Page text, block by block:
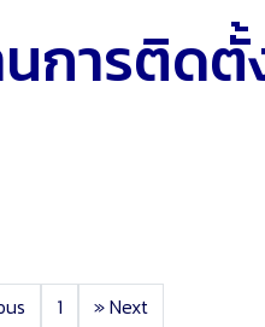
การติดตั้
1 »Next